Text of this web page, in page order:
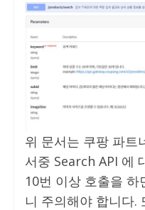
위 문서는 쿠팡 파트
서중 Search API 에
10번 이상 호출을 하
니 주의해야 합니다.